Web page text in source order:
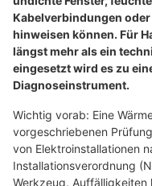
Kabelverbindungen
hinweisen können. Für
längst mehr als ein
eingesetzt wird es zu
Diagnoseinstrument.
Wichtig vorab: Eine
vorgeschriebenen
von Elektroinstallationen
Installationsverordnung
Werkzeug.